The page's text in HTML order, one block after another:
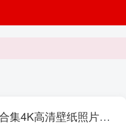
权恩妃水弹音乐节【27V】29P写真素材大合集4K高清壁纸照片素材